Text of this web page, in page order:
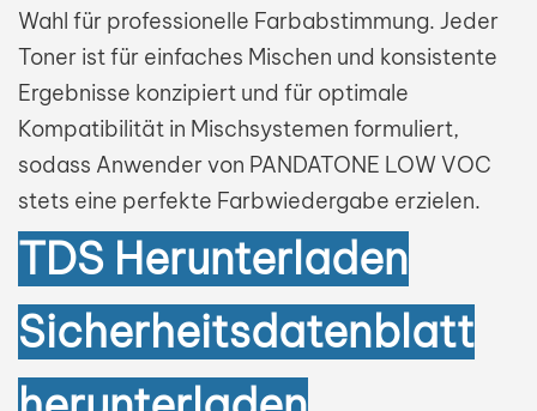
日本語
بالعربية
中文
Wahl für professionelle Farbabstimmung. Jeder
Toner ist für einfaches Mischen und konsistente
Ergebnisse konzipiert und für optimale
Kompatibilität in Mischsystemen formuliert,
sodass Anwender von PANDATONE LOW VOC
stets eine perfekte Farbwiedergabe erzielen.
TDS Herunterladen
Sicherheitsdatenblatt